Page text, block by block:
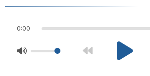
0:00